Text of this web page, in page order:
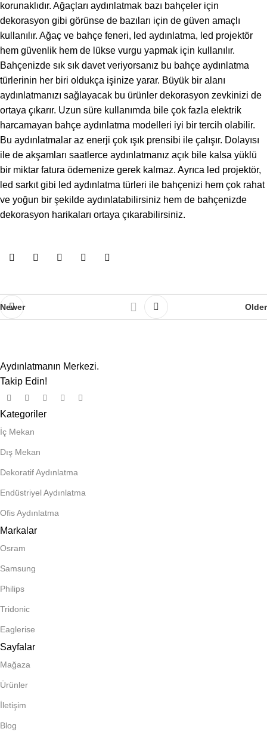
korunaklıdır. Ağaçları aydınlatmak bazı bahçeler için
dekorasyon gibi görünse de bazıları için de güven amaçlı
kullanılır. Ağaç ve bahçe feneri, led aydınlatma, led projektör
hem güvenlik hem de lükse vurgu yapmak için kullanılır.
Bahçenizde sık sık davet veriyorsanız bu bahçe aydınlatma
türlerinin her biri oldukça işinize yarar. Büyük bir alanı
aydınlatmanızı sağlayacak bu ürünler dekorasyon zevkinizi de
ortaya çıkarır. Uzun süre kullanımda bile çok fazla elektrik
harcamayan bahçe aydınlatma modelleri iyi bir tercih olabilir.
Bu aydınlatmalar az enerji çok ışık prensibi ile çalışır. Dolayısı
ile de akşamları saatlerce aydınlatmanız açık bile kalsa yüklü
bir miktar fatura ödemenize gerek kalmaz. Ayrıca led projektör,
led sarkıt gibi led aydınlatma türleri ile bahçenizi hem çok rahat
ve yoğun bir şekilde aydınlatabilirsiniz hem de bahçenizde
dekorasyon harikaları ortaya çıkarabilirsiniz.
Newer Older
Aydınlatmanın Merkezi.
Takip Edin!
Kategoriler
İç Mekan
Dış Mekan
Dekoratif Aydınlatma
Endüstriyel Aydınlatma
Ofis Aydınlatma
Markalar
Osram
Samsung
Philips
Tridonic
Eaglerise
Sayfalar
Mağaza
Ürünler
İletişim
Blog